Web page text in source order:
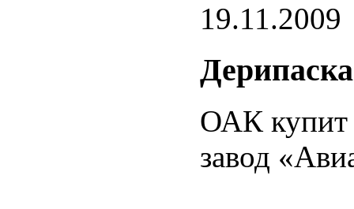
19.11.2009
ОАК купит
завод